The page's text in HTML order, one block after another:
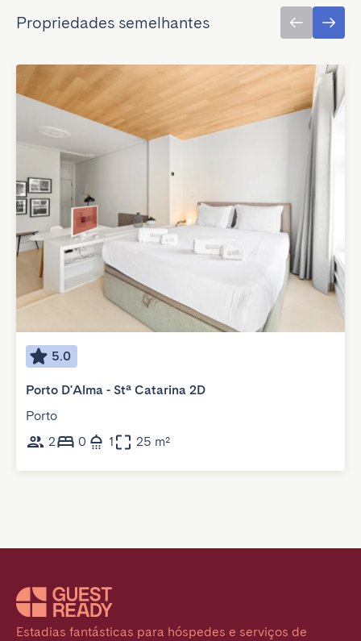
Propriedades semelhantes
5.0
Porto D'Alma - Stª Catarina 2D
Porto
2
0 1 25 m²
Estadias fantásticas para hóspedes e serviços de